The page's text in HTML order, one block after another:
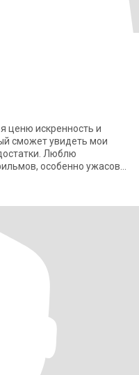
ценю искренность и
сможет увидеть мои
Люблю
особенно ужасов,